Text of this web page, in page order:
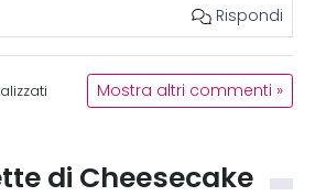
Rispondi
Mostra altri commenti »
di Cheesecake